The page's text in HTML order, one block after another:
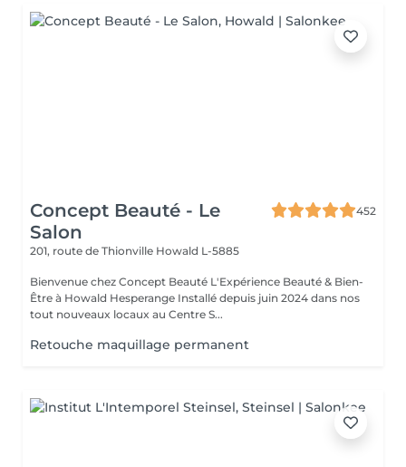
Concept Beauté - Le
Salon
452
201, route de Thionville Howald L-5885
Bienvenue chez Concept Beauté L'Expérience Beauté & Bien-
Être à Howald Hesperange Installé depuis juin 2024 dans nos
tout nouveaux locaux au Centre S...
Retouche maquillage permanent